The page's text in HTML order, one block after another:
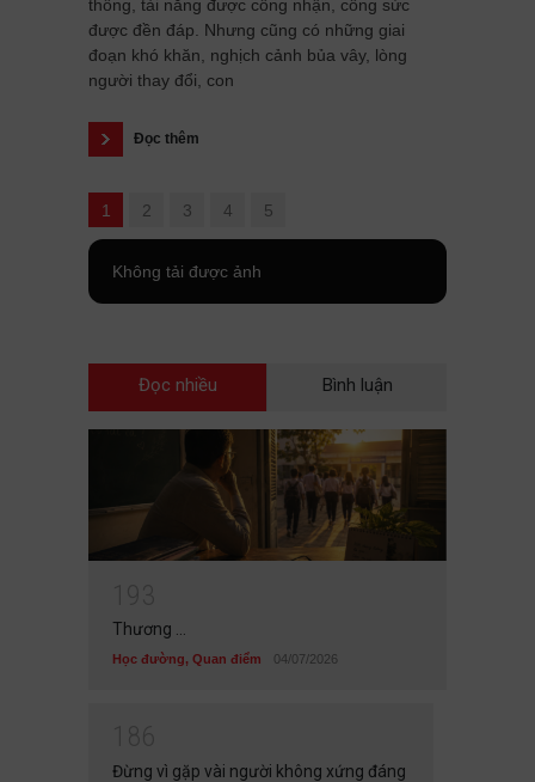
thông, tài năng được công nhận, công sức
được đền đáp. Nhưng cũng có những giai
đoạn khó khăn, nghịch cảnh bủa vây, lòng
người thay đổi, con
Đọc thêm
1 2 3 4 5
Không tải được ảnh
Đọc nhiều Bình luận
Thương ...
Học đường, Quan điểm 04/07/2026
Đừng vì gặp vài người không xứng đáng